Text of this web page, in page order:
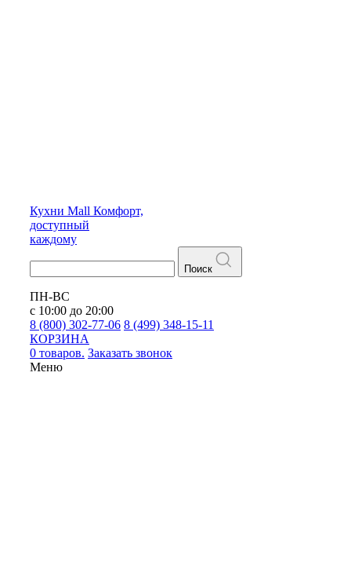
Кухни Mall Комфорт,
доступный
каждому
Поиск
ПН-ВС
с 10:00 до 20:00
8 (800) 302-77-06 8 (499) 348-15-11
КОРЗИНА
0 товаров. Заказать звонок
Меню